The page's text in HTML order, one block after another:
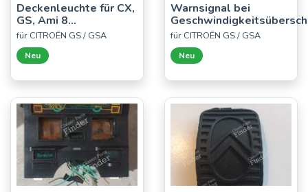
Deckenleuchte für CX,
GS, Ami 8...
für CITROËN GS / GSA
Neu
Warnsignal bei
für CITROËN GS / GSA
Neu